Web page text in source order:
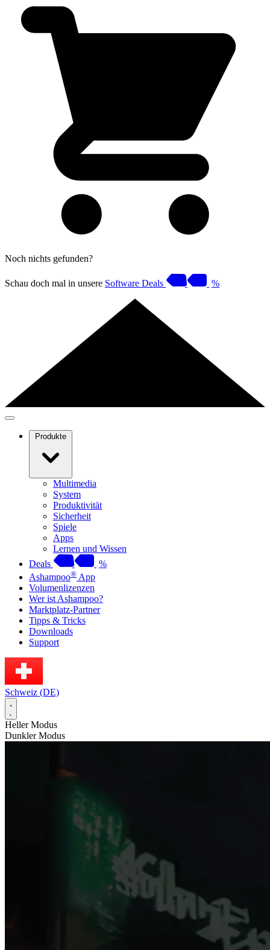
Noch nichts gefunden?
Schau doch mal in unsere Software Deals %
Produkte
Multimedia
System
Produktivität
Sicherheit
Spiele
Apps
Lernen und Wissen
Deals
%
Ashampoo® App
Volumenlizenzen
Wer ist Ashampoo?
Marktplatz-Partner
Tipps & Tricks
Downloads
Support
Schweiz (DE)
Heller Modus
Dunkler Modus